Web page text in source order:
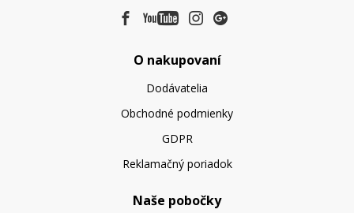
O nakupovaní
Dodávatelia
Obchodné podmienky
GDPR
Reklamačný poriadok
Naše pobočky